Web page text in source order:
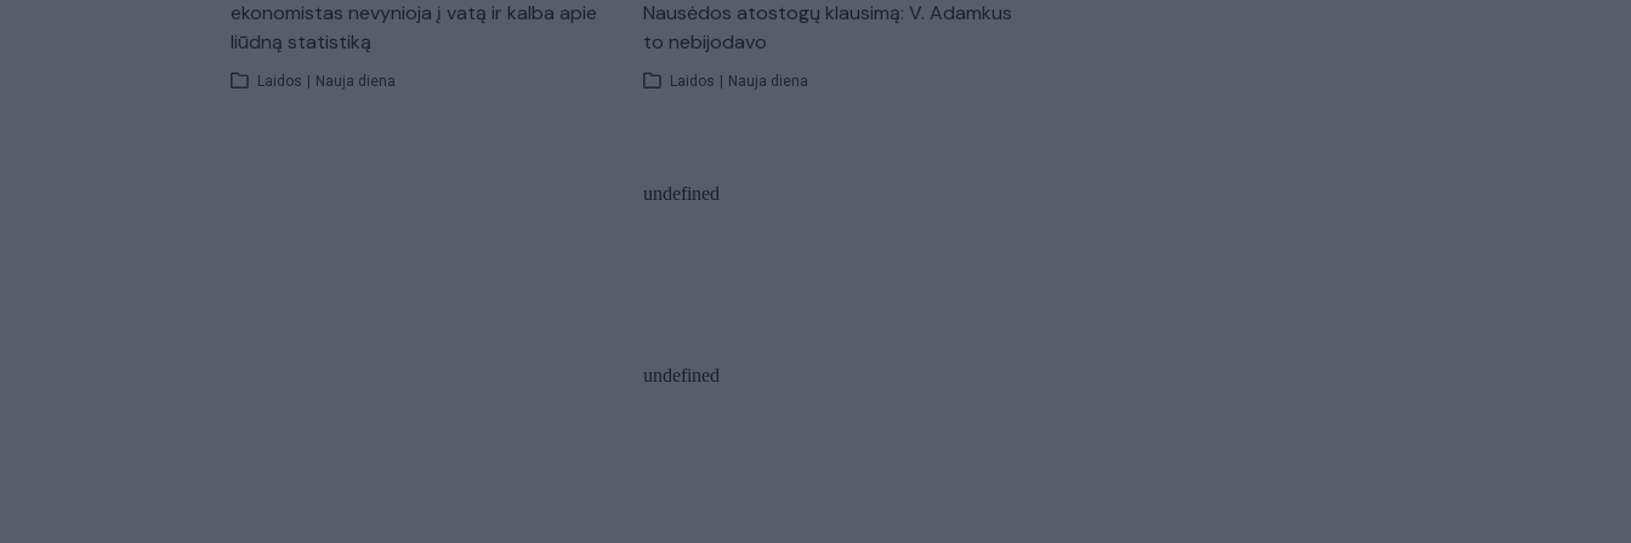
ekonomistas nevynioja į vatą ir kalba apie
liūdną statistiką
Laidos | Nauja diena
Nausėdos atostogų klausimą: V. Adamkus
to nebijodavo
Laidos | Nauja diena